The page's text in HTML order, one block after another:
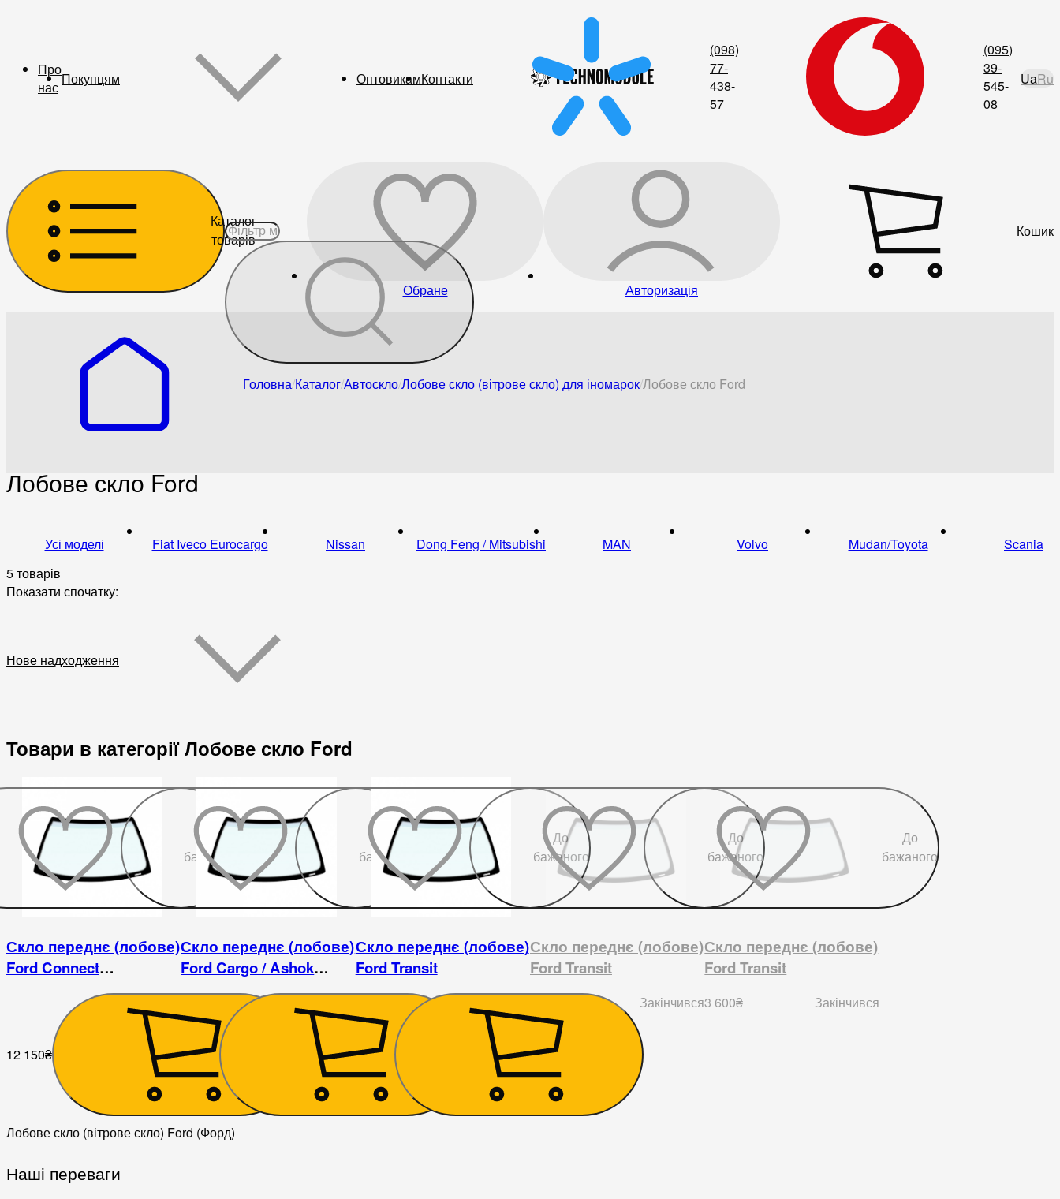
Про
нас Покупцям ОптовикамКонтакти
(098)
77-
438-
57
(095)
39-
545-
08
UaRu
Каталог
товарів
Обране Авторизація
Кошик
Головна КаталогАвтосклоЛобове скло (вітрове скло) для іномарок Лобове скло Ford
Лобове скло Ford
Усі моделі Fiat Iveco Eurocargo Nissan Dong Feng / Mitsubishi MAN Volvo Mudan/Toyota
Scania
5 товарів
Показати спочатку:
Нове надходження
Товари в категорії Лобове скло Ford
До
бажаного
Скло переднє (лобове)
Ford Connect
Transit/Tourneo Connect
12 150₴
До
бажаного
Скло переднє (лобове)
Ford Cargo / Ashok
Leyland
5 445₴
До
бажаного
Скло переднє (лобове)
Ford Transit
4 950
До
бажаного
Скло переднє (лобове)
Ford Transit
Закінчився
До
бажаного
Скло переднє (лобове)
Ford Transit
3 600₴ Закінчився
Лобове скло (вітрове скло) Ford (Форд)
Наші переваги